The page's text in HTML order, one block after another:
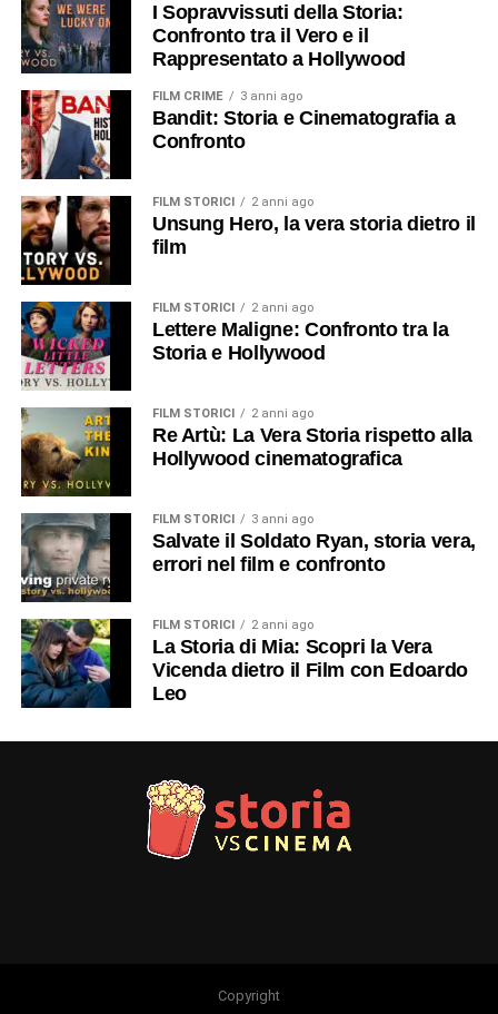
I Sopravvissuti della Storia:
Confronto tra il Vero e il
Rappresentato a Hollywood
FILM CRIME 3 anni ago
Bandit: Storia e Cinematografia a
Confronto
FILM STORICI 2 anni ago
Unsung Hero, la vera storia dietro il
film
FILM STORICI 2 anni ago
Lettere Maligne: Confronto tra la
Storia e Hollywood
FILM STORICI 2 anni ago
Re Artù: La Vera Storia rispetto alla
Hollywood cinematografica
FILM STORICI 3 anni ago
Salvate il Soldato Ryan, storia vera,
errori nel film e confronto
FILM STORICI 2 anni ago
La Storia di Mia: Scopri la Vera
Vicenda dietro il Film con Edoardo
Leo
Copyright